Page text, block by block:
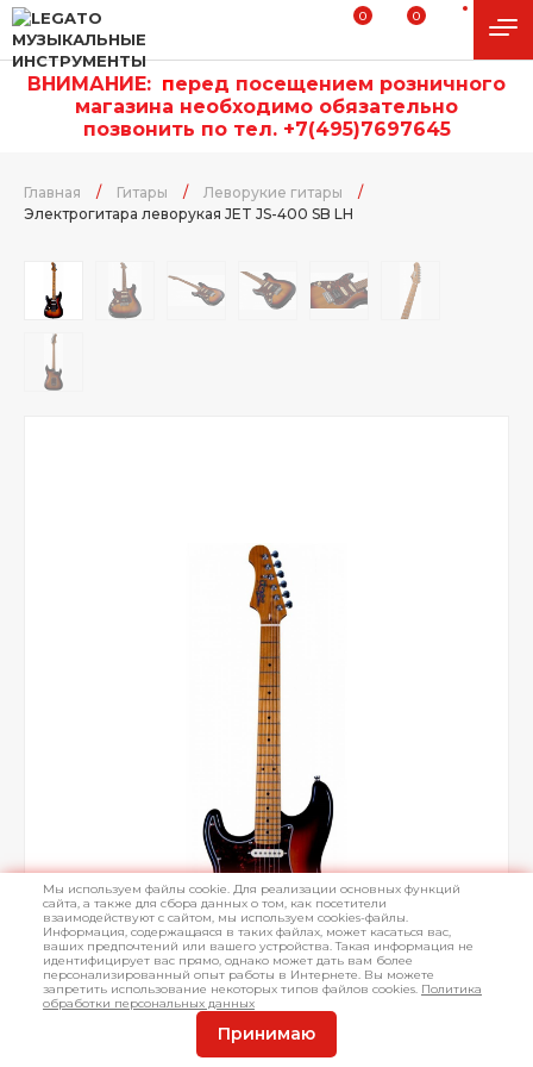
0 0
ВНИМАНИЕ: перед посещением розничного
магазина необходимо обязательно
позвонить по тел. +7(495)7697645
Главная / Гитары / Леворукие гитары
/
Электрогитара леворукая JET JS-400 SB LH
Мы используем файлы cookie. Для реализации основных функций
сайта, а также для сбора данных о том, как посетители
взаимодействуют с сайтом, мы используем cookies-файлы.
Информация, содержащаяся в таких файлах, может касаться вас,
ваших предпочтений или вашего устройства. Такая информация не
идентифицирует вас прямо, однако может дать вам более
персонализированный опыт работы в Интернете. Вы можете
запретить использование некоторых типов файлов cookies. Политика
обработки персональных данных
Принимаю